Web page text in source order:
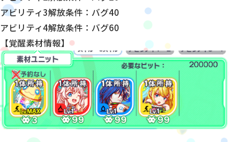
アビリティ3解放条件：バグ40
アビリティ4解放条件：バグ60
【覚醒素材情報】